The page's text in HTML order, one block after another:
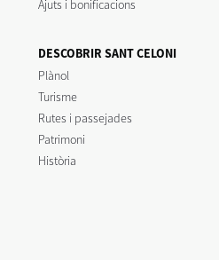
Ajuts i bonificacions
DESCOBRIR SANT CELONI
Plànol
Turisme
Rutes i passejades
Patrimoni
Història